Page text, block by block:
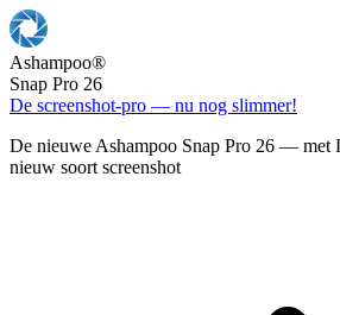
Ashampoo®
Snap Pro 26
De screenshot-pro — nu nog slimmer!
De nieuwe Ashampoo Snap Pro 26 — met
nieuw soort screenshot